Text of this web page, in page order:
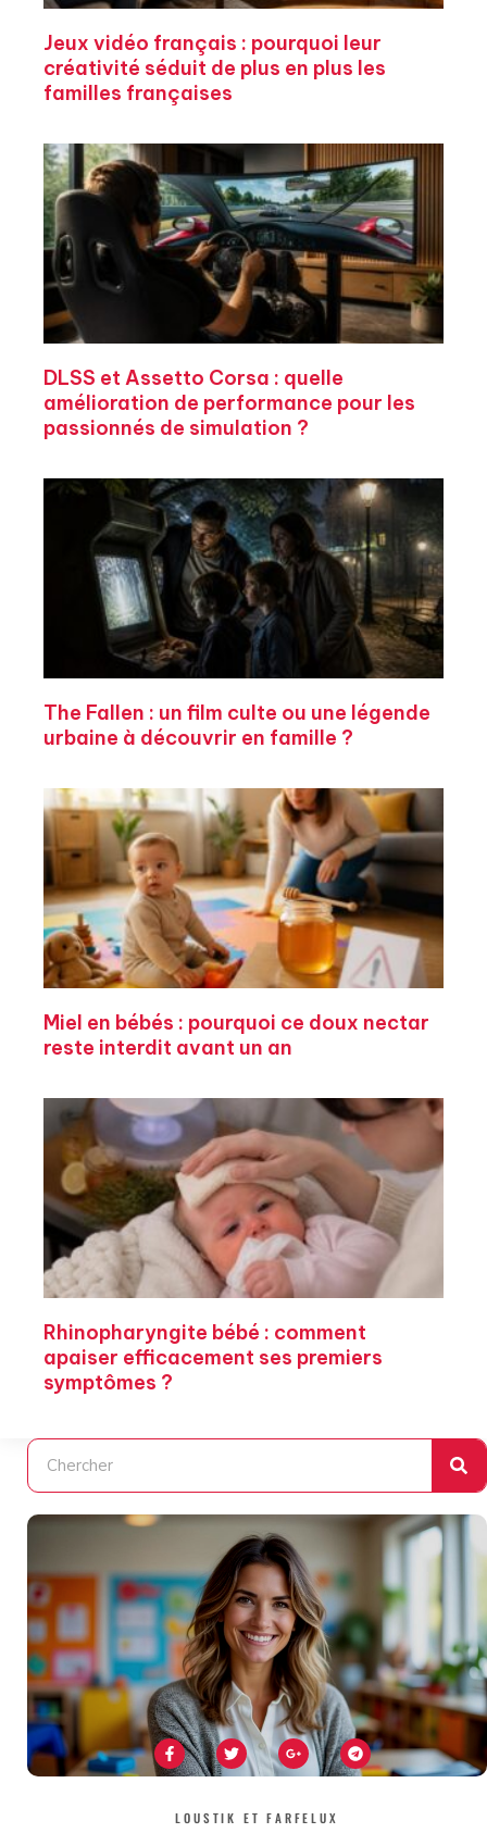
Jeux vidéo français : pourquoi leur
créativité séduit de plus en plus les
familles françaises
DLSS et Assetto Corsa : quelle
amélioration de performance pour les
passionnés de simulation ?
The Fallen : un film culte ou une légende
urbaine à découvrir en famille ?
Miel en bébés : pourquoi ce doux nectar
reste interdit avant un an
Rhinopharyngite bébé : comment
apaiser efficacement ses premiers
symptômes ?
Rechercher
F
a
c
e
o
T
w
i
t
r
G
o
o
g
-
T
e
l
e
LOUSTIK ET FARFELUX